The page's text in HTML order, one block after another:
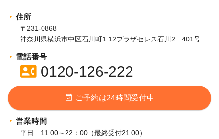
住所
〒231-0868
神奈川県横浜市中区石川町1-12プラザセレス石川2 401号
電話番号
contact_phone0120-126-222
event_available ご予約は24時間受付中
営業時間
平日…11:00～22：00（最終受付21:00）